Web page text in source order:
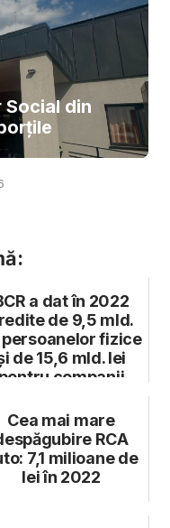
Social din
a dat în 2022
de 9,5 mld.
persoanelor fizice
de 15,6 mld. lei
pentru companii
Cea mai mare
RCA
7,1 milioane de
lei în 2022